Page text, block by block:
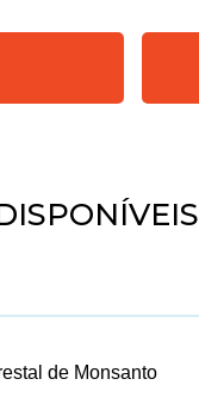
de Monsanto